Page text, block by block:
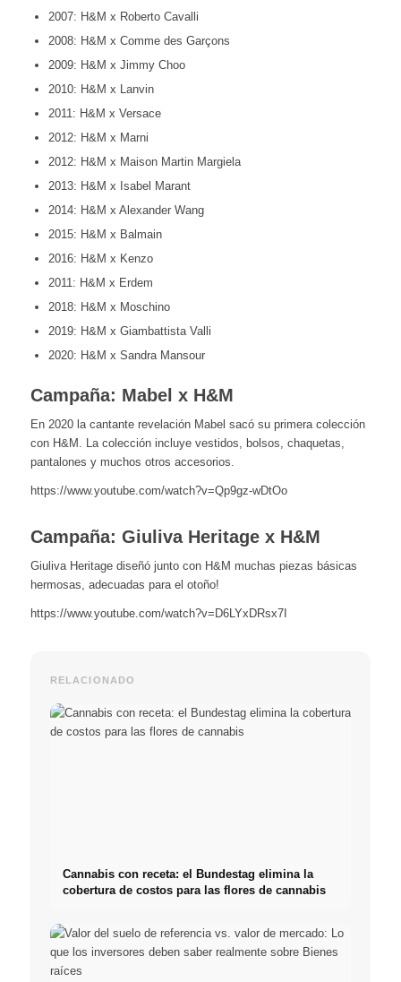
2007: H&M x Roberto Cavalli
2008: H&M x Comme des Garçons
2009: H&M x Jimmy Choo
2010: H&M x Lanvin
2011: H&M x Versace
2012: H&M x Marni
2012: H&M x Maison Martin Margiela
2013: H&M x Isabel Marant
2014: H&M x Alexander Wang
2015: H&M x Balmain
2016: H&M x Kenzo
2011: H&M x Erdem
2018: H&M x Moschino
2019: H&M x Giambattista Valli
2020: H&M x Sandra Mansour
Campaña: Mabel x H&M
En 2020 la cantante revelación Mabel sacó su primera colección
con H&M. La colección incluye vestidos, bolsos, chaquetas,
pantalones y muchos otros accesorios.
https://www.youtube.com/watch?v=Qp9gz-wDtOo
Campaña: Giuliva Heritage x H&M
Giuliva Heritage diseñó junto con H&M muchas piezas básicas
hermosas, adecuadas para el otoño!
https://www.youtube.com/watch?v=D6LYxDRsx7I
RELACIONADO
Cannabis con receta: el Bundestag elimina la
cobertura de costos para las flores de cannabis